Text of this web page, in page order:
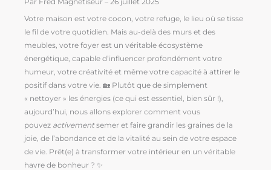
Votre maison est votre cocon, votre refuge, le lieu où se tisse
le fil de votre quotidien. Mais au-delà des murs et des
meubles, votre foyer est un véritable écosystème
énergétique, capable d’influencer profondément votre
humeur, votre créativité et même votre capacité à attirer le
positif dans votre vie. 🏡 Plutôt que de simplement
« nettoyer » les énergies (ce qui est essentiel, bien sûr !),
aujourd’hui, nous allons explorer comment vous
pouvez activementsemer et faire grandir les graines de la
joie, de l’abondance et de la vitalité au sein de votre espace
de vie. Prêt(e) à transformer votre intérieur en un véritable
havre de bonheur ? ✨